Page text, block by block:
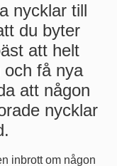
nycklar till
du byter
att helt
och få nya
att någon
nycklar
inbrott om någon